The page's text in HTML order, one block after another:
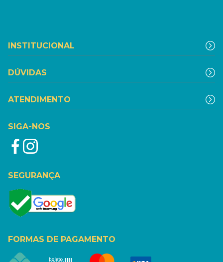
INSTITUCIONAL
DÚVIDAS
ATENDIMENTO
SIGA-NOS
SEGURANÇA
FORMAS DE PAGAMENTO